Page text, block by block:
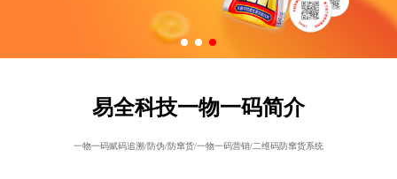
易全科技一物一码简介
一物一码赋码追溯/防伪/防窜货/一物一码营销/二维码防窜货系统